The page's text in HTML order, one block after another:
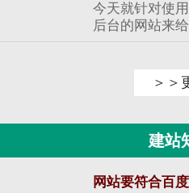
今天就针对使
后台的网站来
＞＞
建站
网站要符合百